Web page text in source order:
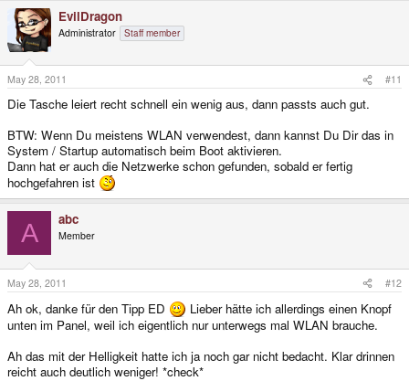
EvilDragon
Administrator Staff member
May 28, 2011 #11
Die Tasche leiert recht schnell ein wenig aus, dann passts auch gut.
BTW: Wenn Du meistens WLAN verwendest, dann kannst Du Dir das in
System / Startup automatisch beim Boot aktivieren.
Dann hat er auch die Netzwerke schon gefunden, sobald er fertig
hochgefahren ist
A abc
Member
May 28, 2011 #12
Ah ok, danke für den Tipp ED
Lieber hätte ich allerdings einen Knopf
unten im Panel, weil ich eigentlich nur unterwegs mal WLAN brauche.
Ah das mit der Helligkeit hatte ich ja noch gar nicht bedacht. Klar drinnen
reicht auch deutlich weniger! *check*